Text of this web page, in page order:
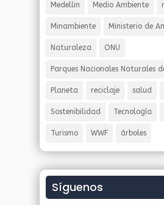
Medellin Medio Ambiente
Minambiente Ministerio de
Naturaleza ONU
Parques Nacionales Naturales
Planeta reciclaje salud
Sostenibilidad Tecnología
Turismo WWF árboles
Síguenos